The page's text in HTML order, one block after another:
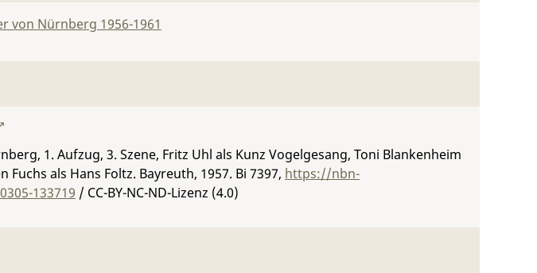
von Nürnberg 1956-1961
1. Aufzug, 3. Szene, Fritz Uhl als Kunz Vogelgesang, Toni Blankenheim
Fuchs als Hans Foltz. Bayreuth, 1957. Bi 7397, https://nbn-
133719 / CC-BY-NC-ND-Lizenz (4.0)